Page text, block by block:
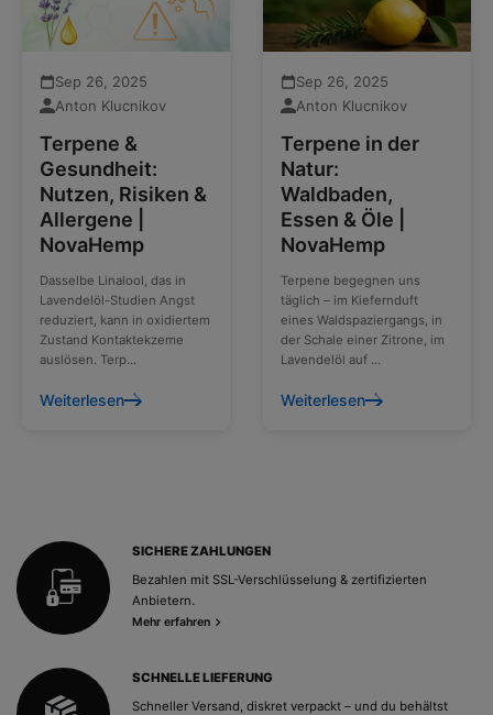
Sep 26, 2025
Anton Klucnikov
Terpene &
Gesundheit:
Nutzen, Risiken &
Allergene |
NovaHemp
Dasselbe Linalool, das in
Lavendelöl-Studien Angst
reduziert, kann in oxidiertem
Zustand Kontaktekzeme
auslösen. Terp...
Weiterlesen
Sep 26, 2025
Anton Klucnikov
Terpene in der
Natur:
Waldbaden,
Essen & Öle |
NovaHemp
Terpene begegnen uns
täglich – im Kiefernduft
eines Waldspaziergangs, in
der Schale einer Zitrone, im
Lavendelöl auf ...
Weiterlesen
SICHERE ZAHLUNGEN
Bezahlen mit SSL-Verschlüsselung & zertifizierten
Anbietern.
Mehr erfahren
SCHNELLE LIEFERUNG
Schneller Versand, diskret verpackt – und du behältst